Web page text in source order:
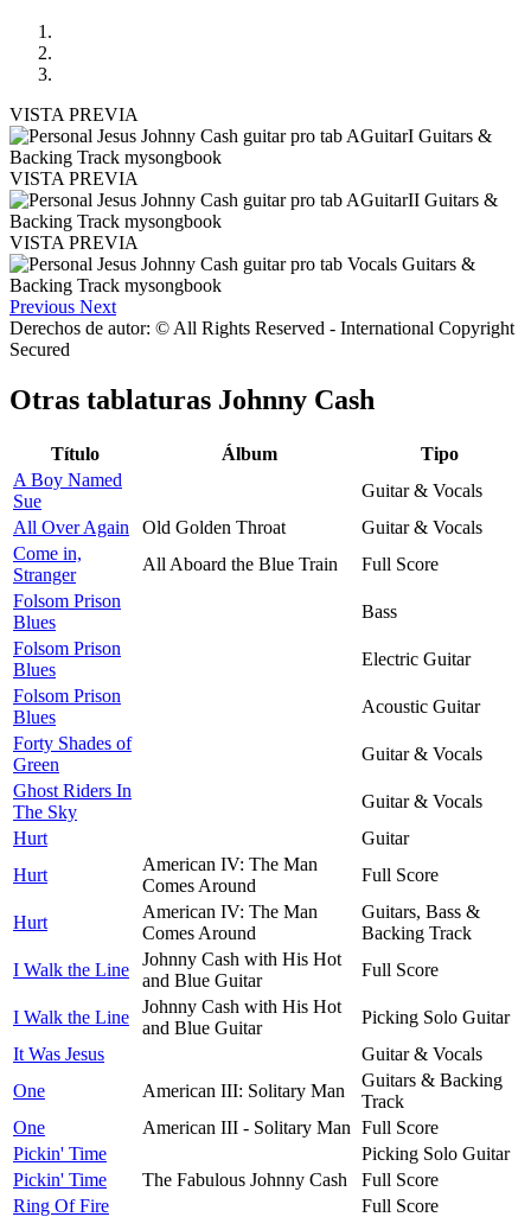
VISTA PREVIA
VISTA PREVIA
VISTA PREVIA
Previous Next
Derechos de autor: © All Rights Reserved - International Copyright
Secured
Otras tablaturas Johnny Cash
Título Álbum
Tipo
A Boy Named
Sue
Guitar & Vocals
All Over Again
Old Golden Throat
Guitar & Vocals
Come in,
Stranger
All Aboard the Blue Train
Full Score
Folsom Prison
Blues
Bass
Folsom Prison
Blues
Electric Guitar
Folsom Prison
Blues
Acoustic Guitar
Forty Shades of
Green
Guitar & Vocals
Ghost Riders In
The Sky
Guitar & Vocals
Hurt
Guitar
Hurt
American IV: The Man
Comes Around
Full Score
Hurt
American IV: The Man
Comes Around
Guitars, Bass &
Backing Track
I Walk the Line
Johnny Cash with His Hot
and Blue Guitar
Full Score
I Walk the Line
Johnny Cash with His Hot
and Blue Guitar
Picking Solo Guitar
It Was Jesus
Guitar & Vocals
One
American III: Solitary Man
Guitars & Backing
Track
One
American III - Solitary Man Full Score
Pickin' Time
Picking Solo Guitar
Pickin' Time
The Fabulous Johnny Cash
Full Score
Ring Of Fire
Full Score